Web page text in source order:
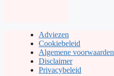
Adviezen
Cookiebeleid
Algemene voorwaarden
Disclaimer
Privacybeleid